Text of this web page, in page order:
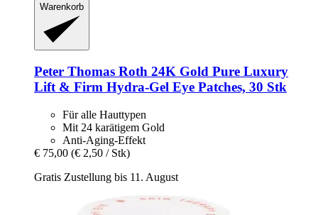
Warenkorb
Peter Thomas Roth 24K Gold Pure Luxury
Lift & Firm Hydra-​Gel Eye Patches, 30 Stk
Für alle Hauttypen
Mit 24 karätigem Gold
Anti-Aging-Effekt
€ 75,00 (€ 2,50 / Stk)
Gratis Zustellung bis 11. August